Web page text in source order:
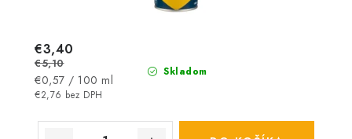
Skladom
€2,76 bez DPH
€3,40
€5,10
Jednotková
cena:
€0,57 / 100 ml